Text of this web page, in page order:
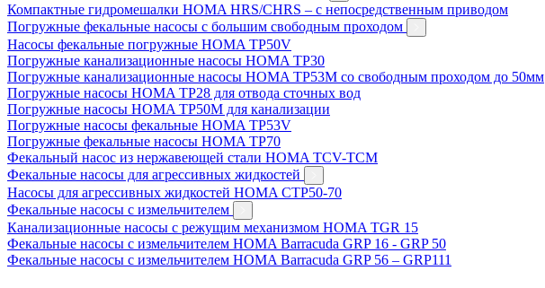
Компактные гидромешалки HOMA HRS/CHRS – с непосредственным приводом
Погружные фекальные насосы с большим свободным проходом
Насосы фекальные погружные HOMA TP50V
Погружные канализационные насосы HOMA TP30
Погружные канализационные насосы HOMA TP53M со свободным проходом до 50мм
Погружные насосы HOMA TP28 для отвода сточных вод
Погружные насосы HOMA TP50M для канализации
Погружные насосы фекальные HOMA TP53V
Погружные фекальные насосы HOMA TP70
Фекальный насос из нержавеющей стали HOMA TCV-TCM
Фекальные насосы для агрессивных жидкостей
Насосы для агрессивных жидкостей HOMA CTP50-70
Фекальные насосы с измельчителем
Канализационные насосы с режущим механизмом HOMA TGR 15
Фекальные насосы с измельчителем HOMA Barracuda GRP 16 - GRP 50
Фекальные насосы с измельчителем HOMA Barracuda GRP 56 – GRP111